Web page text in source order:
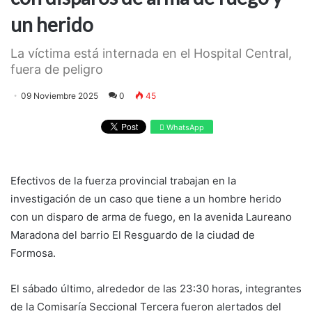
un herido
La víctima está internada en el Hospital Central,
fuera de peligro
09 Noviembre 2025 0 45
WhatsApp
Efectivos de la fuerza provincial trabajan en la
investigación de un caso que tiene a un hombre herido
con un disparo de arma de fuego, en la avenida Laureano
Maradona del barrio El Resguardo de la ciudad de
Formosa.
El sábado último, alrededor de las 23:30 horas, integrantes
de la Comisaría Seccional Tercera fueron alertados del